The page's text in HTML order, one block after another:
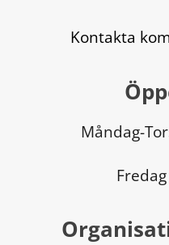
Kontakta
Måndag-